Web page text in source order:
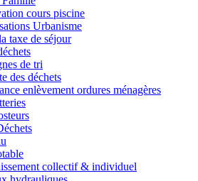
cours piscine
Urbanisme
taxe de séjour
de tri
des déchets
enlèvement ordures ménagères
collectif & individuel